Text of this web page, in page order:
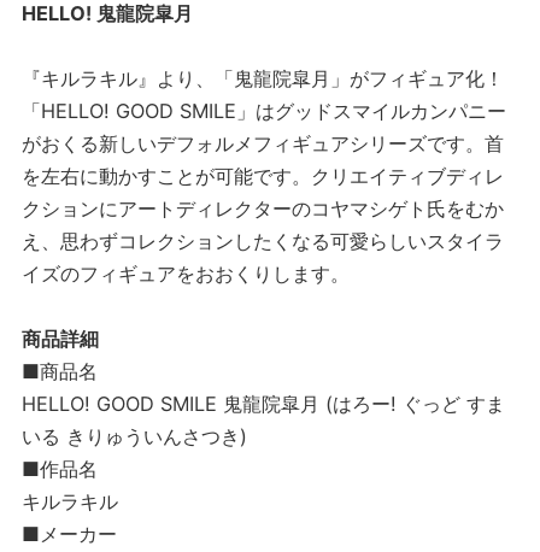
HELLO! 鬼龍院皐月
『キルラキル』より、「鬼龍院皐月」がフィギュア化！
「HELLO! GOOD SMILE」はグッドスマイルカンパニー
がおくる新しいデフォルメフィギュアシリーズです。首
を左右に動かすことが可能です。クリエイティブディレ
クションにアートディレクターのコヤマシゲト氏をむか
え、思わずコレクションしたくなる可愛らしいスタイラ
イズのフィギュアをおおくりします。
商品詳細
■商品名
HELLO! GOOD SMILE 鬼龍院皐月 (はろー! ぐっど すま
いる きりゅういんさつき)
■作品名
キルラキル
■メーカー